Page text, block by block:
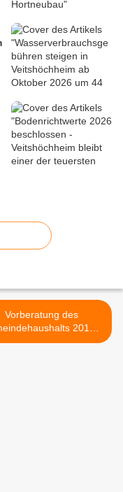
Vorberatung des
2015 -